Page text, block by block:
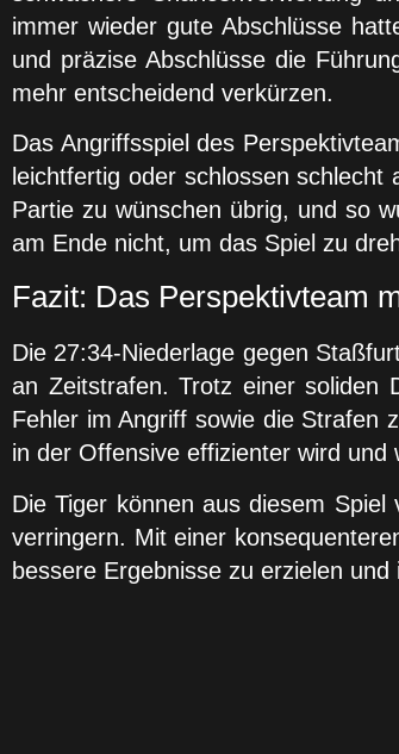
immer wieder gute Abschlüsse
und präzise Abschlüsse die
mehr entscheidend verkürzen.
Das Angriffsspiel des
leichtfertig oder schlossen
Partie zu wünschen übrig, und so
am Ende nicht, um das Spiel zu
Fazit: Das Perspektivteam
Die 27:34-Niederlage gegen
an Zeitstrafen. Trotz einer soliden
Fehler im Angriff sowie die Strafen
in der Offensive effizienter wird und
Die Tiger können aus diesem
verringern. Mit einer
bessere Ergebnisse zu erzielen